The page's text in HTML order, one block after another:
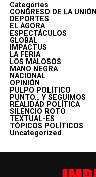
Categories
CONGRESO DE LA UNIÓN
DEPORTES
EL ÁGORA
ESPECTÁCULOS
GLOBAL
IMPACTUS
LA FERIA
LOS MALOSOS
MANO NEGRA
NACIONAL
OPINIÓN
PULPO POLÍTICO
PUNTO… Y SEGUIMOS
REALIDAD POLÍTICA
SILENCIO ROTO
TEXTUAL-ES
TÓPICOS POLÍTICOS
Uncategorized